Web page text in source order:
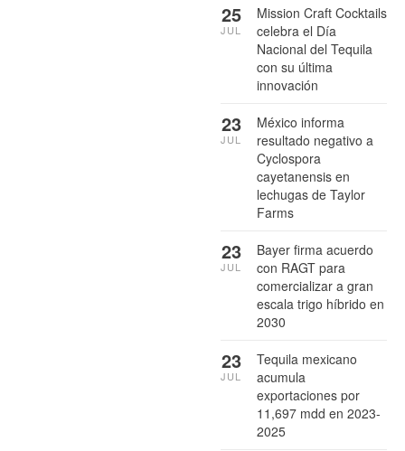
Mission Craft Cocktails
celebra el Día
Nacional del Tequila
con su última
innovación
25
JUL
México informa
resultado negativo a
Cyclospora
cayetanensis en
lechugas de Taylor
Farms
23
JUL
Bayer firma acuerdo
con RAGT para
comercializar a gran
escala trigo híbrido en
2030
23
JUL
Tequila mexicano
acumula
exportaciones por
11,697 mdd en 2023-
2025
23
JUL